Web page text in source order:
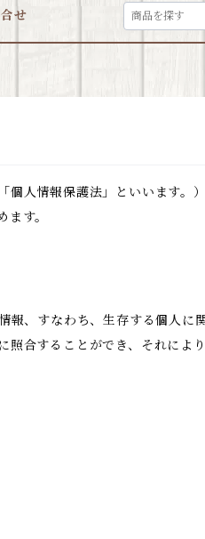
せ
人情報保護法」といいます。
す。
、すなわち、生存する個人に
合することができ、それによ